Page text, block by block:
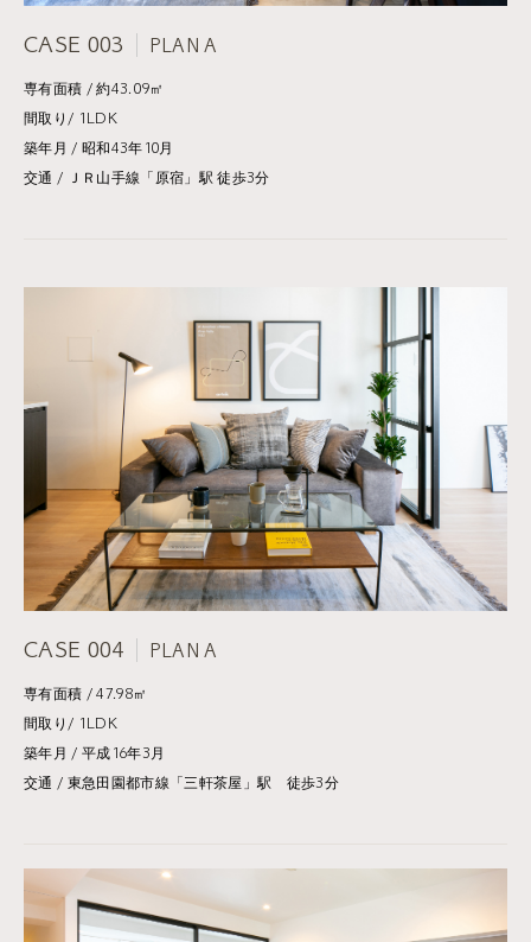
CASE 003 PLAN A
専有面積 / 約43.09㎡
間取り/ 1LDK
築年月 / 昭和43年10月
交通 / ＪＲ山手線「原宿」駅 徒歩3分
CASE 004 PLAN A
専有面積 / 47.98㎡
間取り/ 1LDK
築年月 / 平成16年3月
交通 / 東急田園都市線「三軒茶屋」駅 徒歩3分